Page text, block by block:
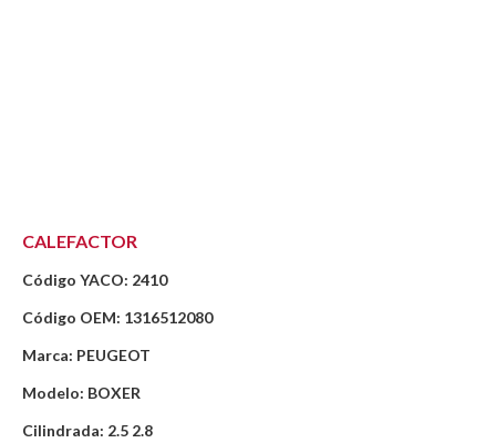
CALEFACTOR
Código YACO: 2410
Código OEM: 1316512080
Marca: PEUGEOT
Modelo: BOXER
Cilindrada: 2.5 2.8